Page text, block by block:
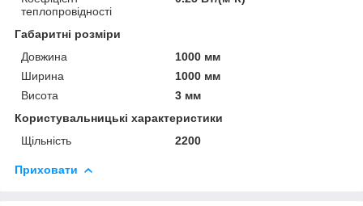
теплопровідності
Габаритні розміри
Довжина
1000 мм
Ширина
1000 мм
Висота
3 мм
Користувальницькі характеристики
Щільність
2200
Приховати